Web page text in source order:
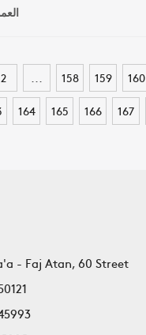
2 ... 158 159 160
164 165 166 167
- Faj Atan, 60 Street